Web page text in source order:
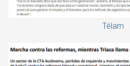
Télam